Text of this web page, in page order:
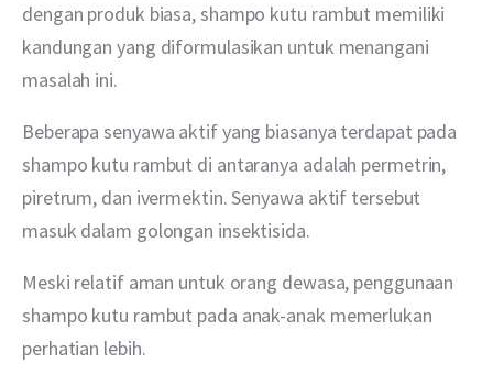
dengan produk biasa, shampo kutu rambut memiliki
kandungan yang diformulasikan untuk menangani
masalah ini.
Beberapa senyawa aktif yang biasanya terdapat pada
shampo kutu rambut di antaranya adalah permetrin,
piretrum, dan ivermektin. Senyawa aktif tersebut
masuk dalam golongan insektisida.
Meski relatif aman untuk orang dewasa, penggunaan
shampo kutu rambut pada anak-anak memerlukan
perhatian lebih.